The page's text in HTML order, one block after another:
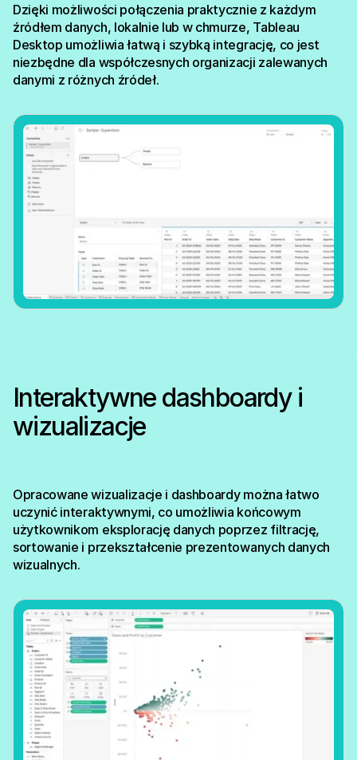
Dzięki możliwości połączenia praktycznie z każdym
źródłem danych, lokalnie lub w chmurze, Tableau
Desktop umożliwia łatwą i szybką integrację, co jest
niezbędne dla współczesnych organizacji zalewanych
danymi z różnych źródeł.
Interaktywne dashboardy i
wizualizacje
Opracowane wizualizacje i dashboardy można łatwo
uczynić interaktywnymi, co umożliwia końcowym
użytkownikom eksplorację danych poprzez filtrację,
sortowanie i przekształcenie prezentowanych danych
wizualnych.